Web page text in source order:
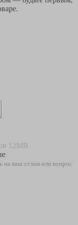
12MB
ваш отзыв или вопрос